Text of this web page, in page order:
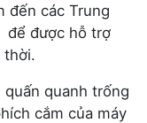
đến các Trung
để được hỗ trợ
thời.
quanh trống
cắm của máy